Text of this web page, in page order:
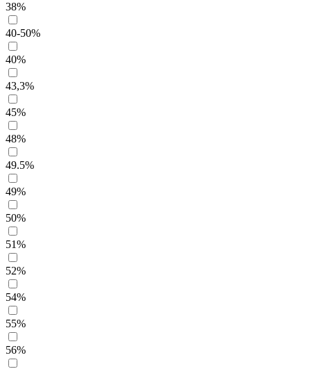
38%
40-50%
40%
43,3%
45%
48%
49.5%
49%
50%
51%
52%
54%
55%
56%